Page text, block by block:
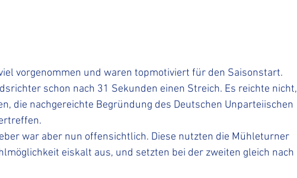
vorgenommen und waren topmotiviert für den Saisonstart.
schon nach 31 Sekunden einen Streich. Es reichte nicht,
die nachgereichte Begründung des Deutschen Unparteiischen
war aber nun offensichtlich. Diese nutzten die Mühleturner
eiskalt aus, und setzten bei der zweiten gleich nach